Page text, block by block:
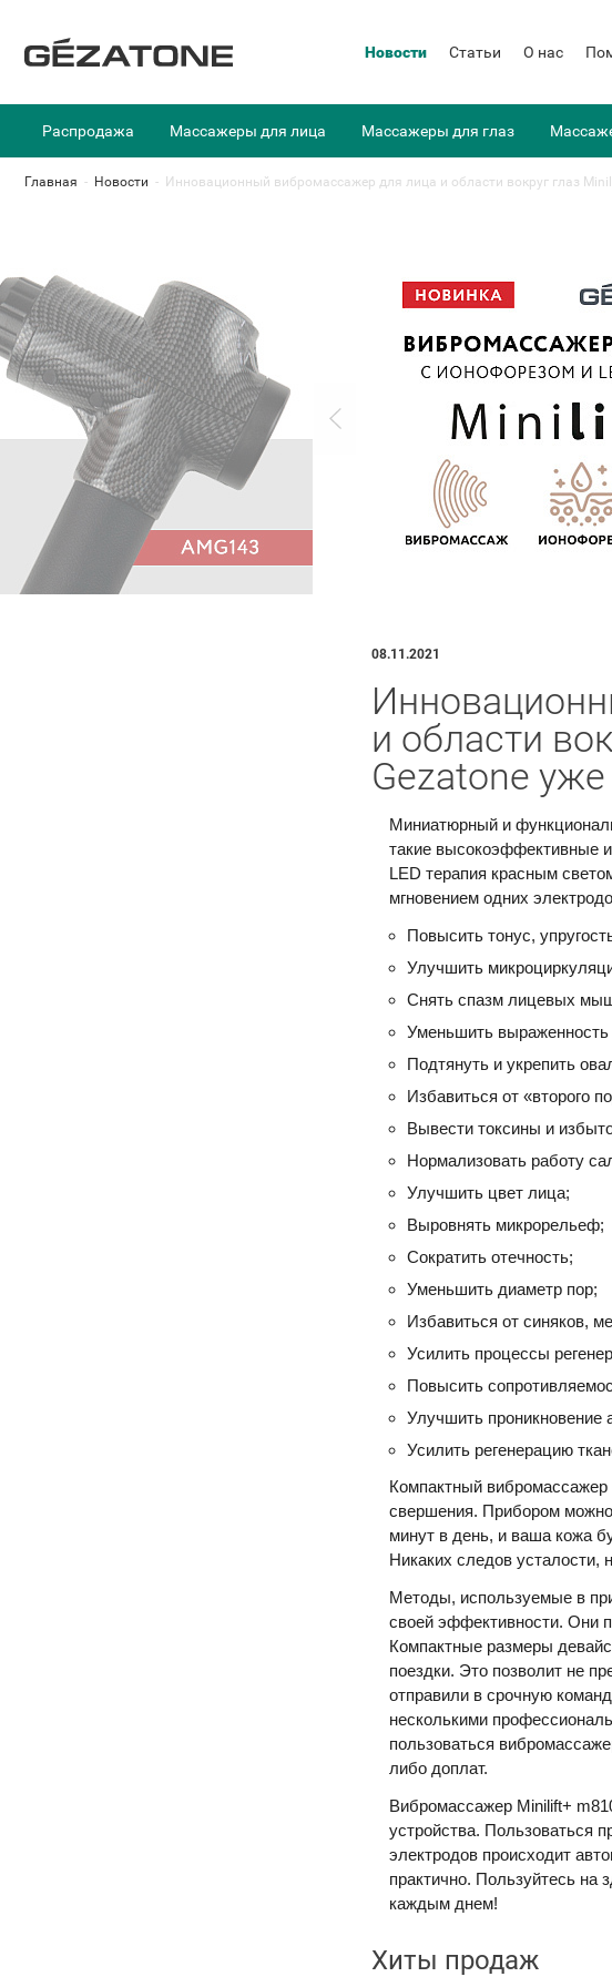
Новости Статьи О нас
Распродажа Массажеры для лица Массажеры для глаз
Главная - Новости - Инновационный вибромассажер для лица и области вокруг глаз
08.11.2021
и области
Gezatone
Миниатюрный и
такие высокоэффективные
LED терапия красным
мгновением одних
Повысить тонус,
Улучшить
Снять спазм лицевых
Уменьшить
Подтянуть и укрепить
Избавиться от «второго
Вывести токсины и
Нормализовать работу
Улучшить цвет лица;
Выровнять микрорельеф;
Сократить отечность;
Уменьшить диаметр пор;
Избавиться от синяков,
Усилить процессы
Повысить
Улучшить проникновение
Усилить регенерацию
Компактный
свершения. Прибором можно
минут в день, и ваша кожа
Никаких следов усталости,
Методы, используемые в
своей эффективности. Они
Компактные размеры
поездки. Это позволит не
отправили в срочную
несколькими
пользоваться
либо доплат.
Вибромассажер Minilift+
устройства. Пользоваться
электродов происходит
практично. Пользуйтесь на
каждым днем!
Хиты продаж